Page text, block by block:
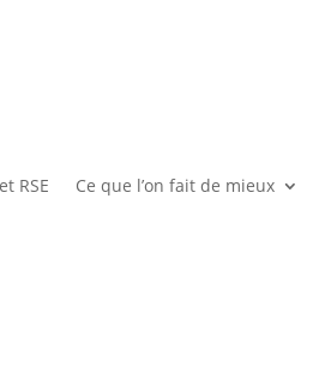
RSE Ce que l’on fait de mieux